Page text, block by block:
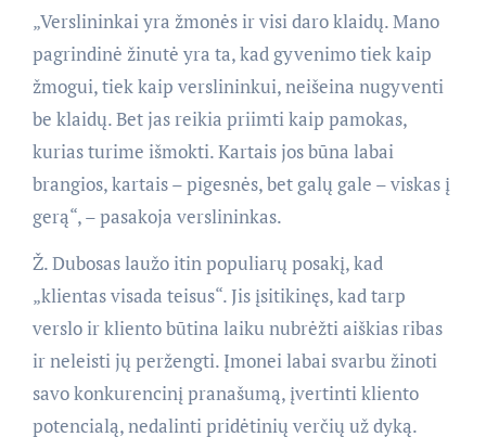
„Verslininkai yra žmonės ir visi daro klaidų. Mano
pagrindinė žinutė yra ta, kad gyvenimo tiek kaip
žmogui, tiek kaip verslininkui, neišeina nugyventi
be klaidų. Bet jas reikia priimti kaip pamokas,
kurias turime išmokti. Kartais jos būna labai
brangios, kartais – pigesnės, bet galų gale – viskas į
gerą“, – pasakoja verslininkas.
Ž. Dubosas laužo itin populiarų posakį, kad
„klientas visada teisus“. Jis įsitikinęs, kad tarp
verslo ir kliento būtina laiku nubrėžti aiškias ribas
ir neleisti jų peržengti. Įmonei labai svarbu žinoti
savo konkurencinį pranašumą, įvertinti kliento
potencialą, nedalinti pridėtinių verčių už dyką.